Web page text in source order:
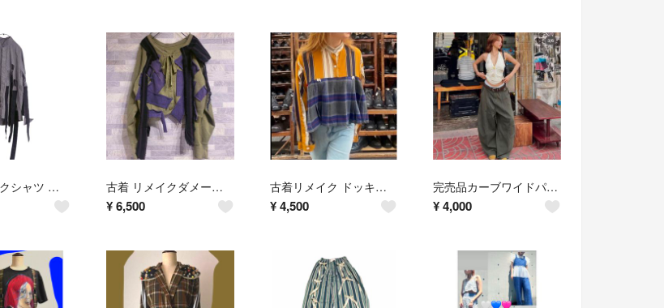
古着リメイクシャツ 白黒黒シャツ 個性的ビンテージ ヴィンテージ 古着 リメイクダメージ加工ボロスエット 個性的 ビンテージヴィンテージ
¥6,500
古着リメイク ドッキングシャツ 長袖ストライ プカットソー チェック柄
¥ 4,500
完売品カーブワイドパンツカーキ
¥4,000